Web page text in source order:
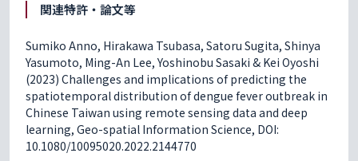
関連特許・論文等
Sumiko Anno, Hirakawa Tsubasa, Satoru Sugita, Shinya
Yasumoto, Ming-An Lee, Yoshinobu Sasaki & Kei Oyoshi
(2023) Challenges and implications of predicting the
spatiotemporal distribution of dengue fever outbreak in
Chinese Taiwan using remote sensing data and deep
learning, Geo-spatial Information Science, DOI:
10.1080/10095020.2022.2144770